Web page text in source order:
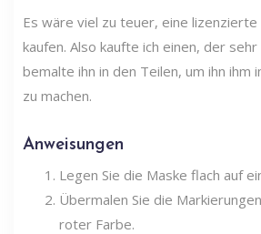
Es wäre viel zu teuer, eine
kaufen. Also kaufte ich einen, der sehr
bemalte ihn in den Teilen, um ihn ihm
zu machen.
Anweisungen
Legen Sie die Maske flach auf
Übermalen Sie die
roter Farbe.